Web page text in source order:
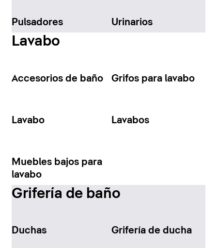
Pulsadores Urinarios
Lavabo
Accesorios de baño Grifos para lavabo
Lavabo Lavabos
Muebles bajos para
lavabo
Grifería de baño
Duchas Grifería de ducha